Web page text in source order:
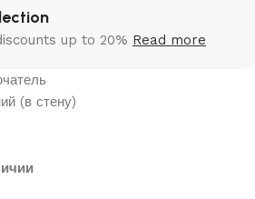
up to 20% Read more
(в стену)